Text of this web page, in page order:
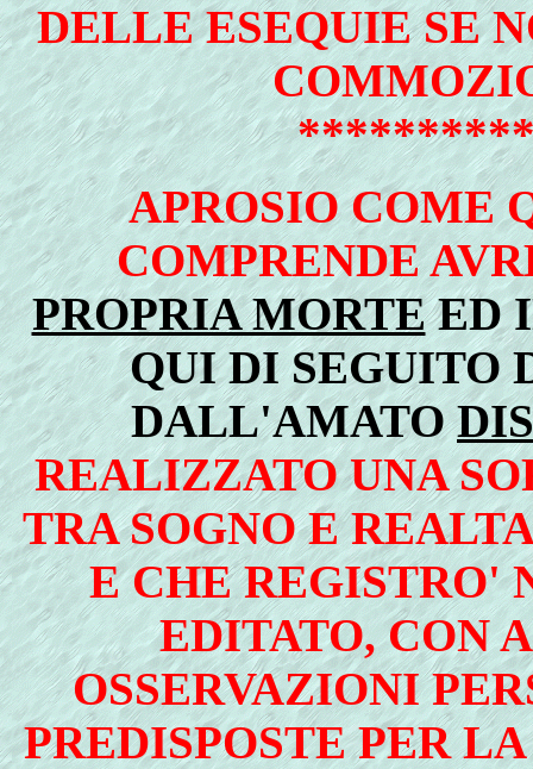
DELLE ESEQUIE SE
APROSIO COME
COMPRENDE
PROPRIA MORTEED
QUI DI SEGUITO
DALL'AMATO
REALIZZATO UNA
TRA SOGNO E
E CHE REGISTRO'
EDITATO, CON
OSSERVAZIONI
PREDISPOSTE PER